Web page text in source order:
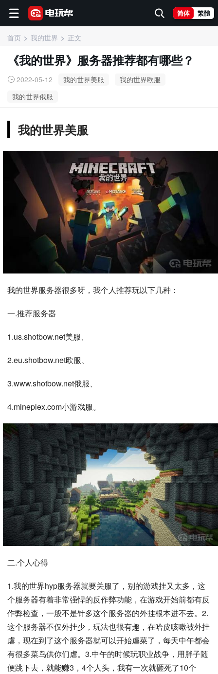
简体 繁體
首页 我的世界 正文
《我的世界》服务器推荐都有哪些？
2022-05-12 我的世界美服
我的世界欧服
我的世界俄服
我的世界美服
我的世界服务器很多呀，我个人推荐玩以下几种：
一.推荐服务器
1.us.shotbow.net美服、
2.eu.shotbow.net欧服、
3.www.shotbow.net俄服、
4.mineplex.com小游戏服。
二.个人心得
1.我的世界hyp服务器就要关服了，别的游戏挂又太多，这
个服务器有着非常强悍的反作弊功能，在游戏开始前都有反
作弊检查，一般不是针多这个服务器的外挂根本进不去。2.
这个服务器不仅外挂少，玩法也很有趣，在哈皮咳嗽被外挂
虐，现在到了这个服务器就可以开始虐菜了，每天中午都会
有很多菜鸟供你们虐。3.中午的时候玩职业战争，用胖子随
便跳下去，就能赚3，4个人头，我有一次就砸死了10个